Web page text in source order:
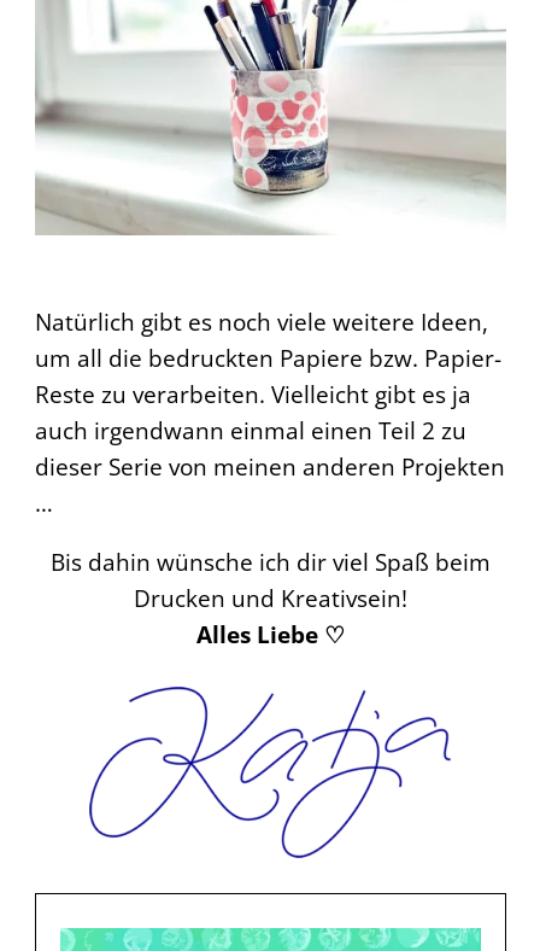
Natürlich gibt es noch viele weitere Ideen,
um all die bedruckten Papiere bzw. Papier-
Reste zu verarbeiten. Vielleicht gibt es ja
auch irgendwann einmal einen Teil 2 zu
dieser Serie von meinen anderen Projekten
…
Bis dahin wünsche ich dir viel Spaß beim
Drucken und Kreativsein!
Alles Liebe ♡